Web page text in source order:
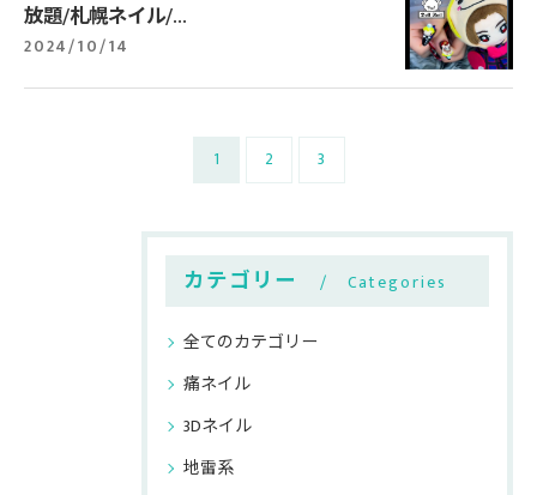
放題/札幌ネイル/...
2024/10/14
1 2 3
カテゴリー Categories
全てのカテゴリー
痛ネイル
3Dネイル
地雷系